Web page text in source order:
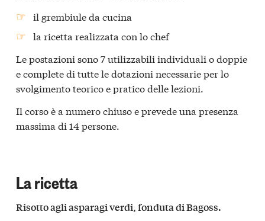
il grembiule da cucina
la ricetta realizzata con lo chef
Le postazioni sono 7 utilizzabili individuali o doppie
e complete di tutte le dotazioni necessarie per lo
svolgimento teorico e pratico delle lezioni.
Il corso è a numero chiuso e prevede una presenza
massima di 14 persone.
La ricetta
Risotto agli asparagi verdi, fonduta di Bagoss.